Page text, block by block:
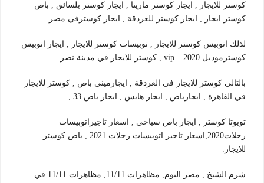
كوستر للايجار , ايجار كوستر مارينا , ايجار كوستر بلسائق , باص
كوستر ايجار , ايجار كوستر للغردقة , ايجار كوسترفي مصر .
لذلك اتوبيس كوستر للايجار , توبيسات كوستر للايجار , ايجار اتوبيس
كوسترموديل 2020 – vip , كوستر للايجار في مدينة نصر .
بالتالي كوستر للايجار في الغردقة , ايجارميني باص , كوستر للايجار
في القاهرة , ايجارباص , ايجار هايس , ايجار باص 33 ,
تويوتا كوستر , ايجار باص سياحي , اسعار تاجيراتوبيسات
رحلات2020,اسعار تاجير اتوبيسات رحلات 2021 , باص كوستر
للايجار.
شرم الشيخ , مصر اليوم, مظاهرات 11/11, مظاهرات 11/11 في